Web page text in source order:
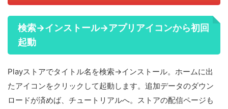
検索→インストール→アプリアイコンから初回
起動
Playストアでタイトル名を検索→インストール。ホームに出
たアイコンをクリックして起動します。追加データのダウン
ロードが済めば、チュートリアルへ。ストアの配信ページも